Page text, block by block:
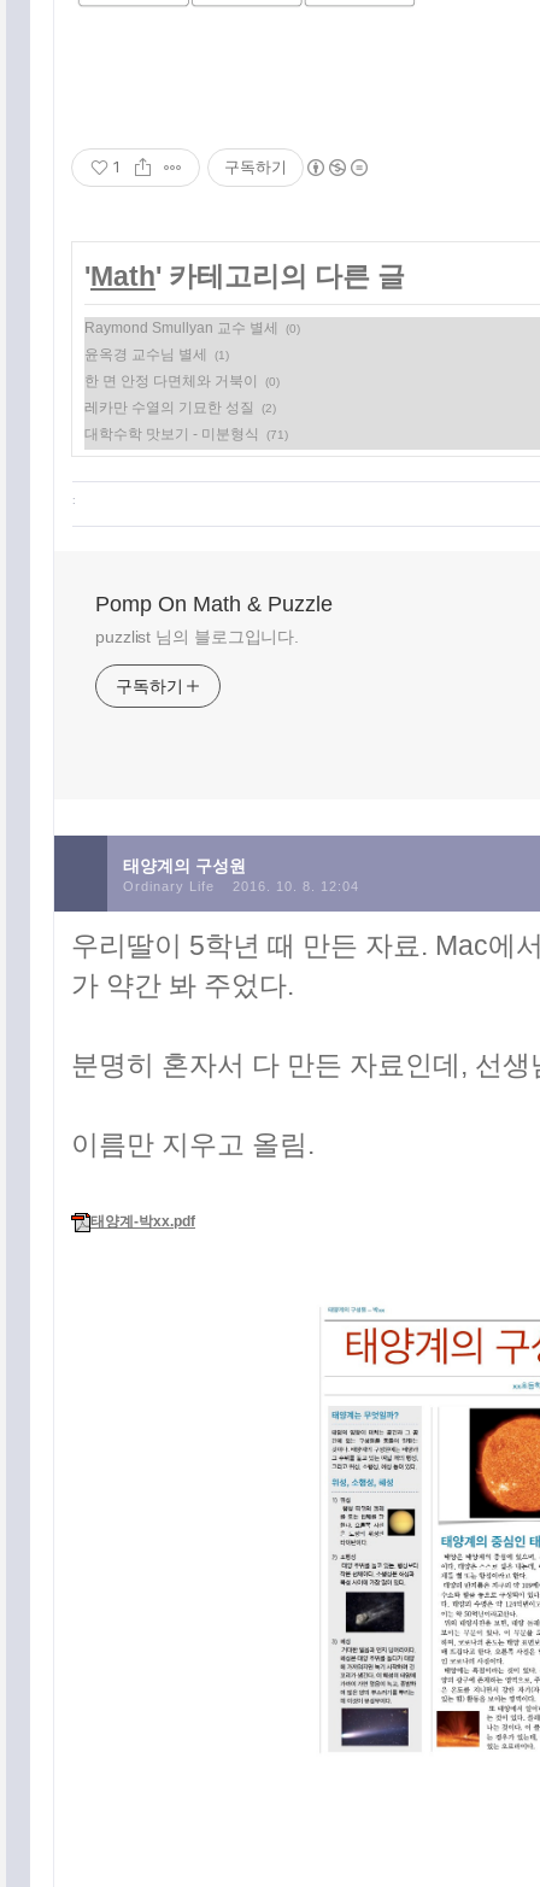
1 구독하기
'Math' 카테고리의 다른 글
Raymond Smullyan 교수 별세 (0)
윤옥경 교수님 별세 (1)
한 면 안정 다면체와 거북이 (0)
레카만 수열의 기묘한 성질 (2)
대학수학 맛보기 - 미분형식 (71)
:
Pomp On Math & Puzzle
puzzlist 님의 블로그입니다.
구독하기
태양계의 구성원
Ordinary Life 2016. 10. 8. 12:04
우리딸이 5학년 때 만든 자료. Mac에
가 약간 봐 주었다.
분명히 혼자서 다 만든 자료인데, 선
이름만 지우고 올림.
태양계-박xx.pdf